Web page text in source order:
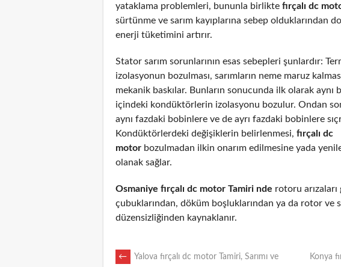
yataklama problemleri, bununla birlikte fırçalı dc
sürtünme ve sarım kayıplarına sebep olduklarından
enerji tüketimini artırır.
Stator sarım sorunlarının esas sebepleri şunlardır:
izolasyonun bozulması, sarımların neme maruz
mekanik baskılar. Bunların sonucunda ilk olarak aynı
içindeki kondüktörlerin izolasyonu bozulur. Ondan
aynı fazdaki bobinlere ve de ayrı fazdaki bobinlere
Kondüktörlerdeki değişiklerin belirlenmesi, fırçalı dc
motor bozulmadan ilkin onarım edilmesine yada
olanak sağlar.
Osmaniye fırçalı dc motor Tamiri nde rotoru arızaları
çubuklarından, döküm boşluklarından ya da rotor ve
düzensizliğinden kaynaklanır.
← Yalova fırçalı dc motor Tamiri, Sarımı ve
Konya